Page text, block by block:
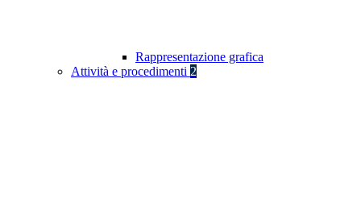
Rappresentazione grafica
Attività e procedimenti 2